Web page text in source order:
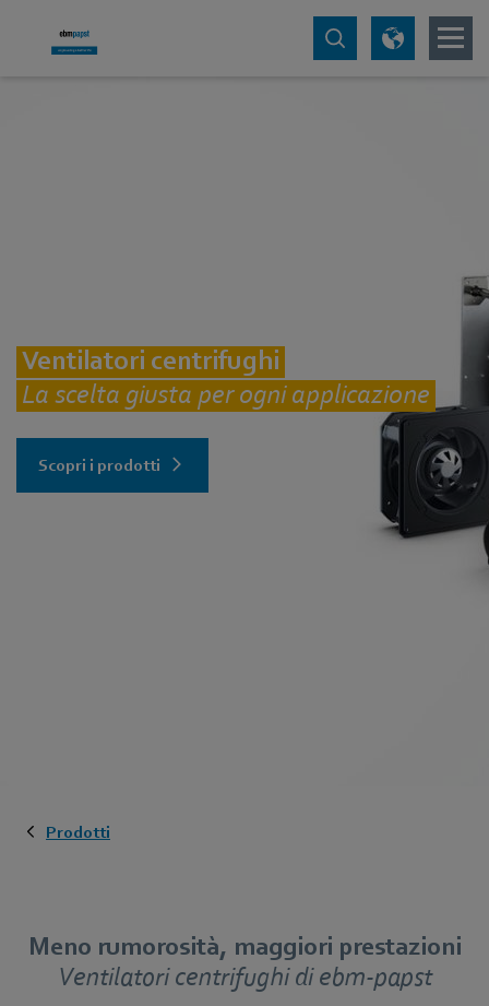
Ventilatori centrifughi
La scelta giusta per ogni applicazione
Scopri i prodotti
Prodotti
Meno rumorosità, maggiori prestazioni
Ventilatori centrifughi di ebm‑papst